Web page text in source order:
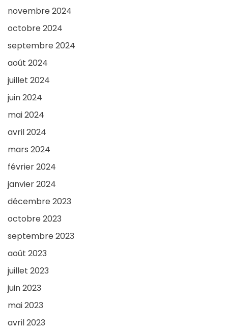
novembre 2024
octobre 2024
septembre 2024
août 2024
juillet 2024
juin 2024
mai 2024
avril 2024
mars 2024
février 2024
janvier 2024
décembre 2023
octobre 2023
septembre 2023
août 2023
juillet 2023
juin 2023
mai 2023
avril 2023